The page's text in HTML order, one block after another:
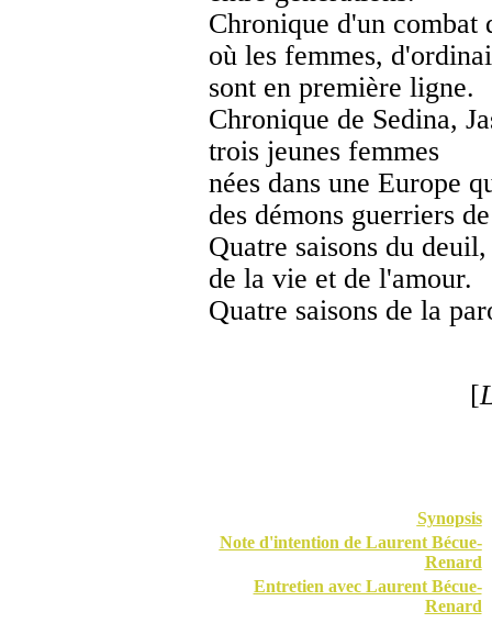
Chronique d'un combat
où les femmes,
sont en première ligne.
Chronique de Sedina,
trois jeunes femmes
nées dans une Europe
des démons guerriers
Quatre saisons du deuil,
de la vie et de l'amour.
Quatre saisons de la
[
Synopsis
Note d'intention de Laurent Bécue-
Renard
Entretien avec Laurent Bécue-
Renard